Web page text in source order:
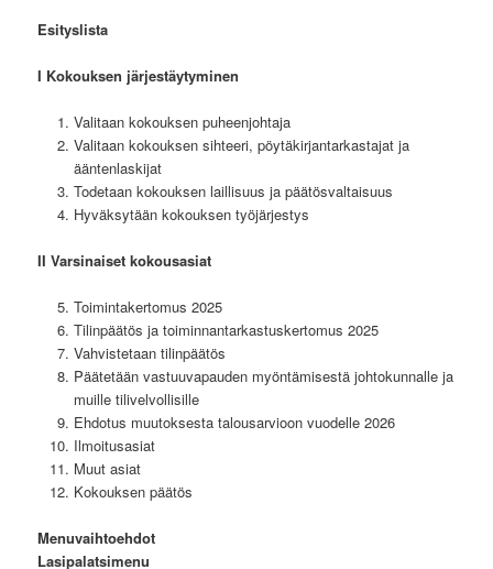
Esityslista
I Kokouksen järjestäytyminen
Valitaan kokouksen puheenjohtaja
Valitaan kokouksen sihteeri, pöytäkirjantarkastajat ja
ääntenlaskijat
Todetaan kokouksen laillisuus ja päätösvaltaisuus
Hyväksytään kokouksen työjärjestys
II Varsinaiset kokousasiat
Toimintakertomus 2025
Tilinpäätös ja toiminnantarkastuskertomus 2025
Vahvistetaan tilinpäätös
Päätetään vastuuvapauden myöntämisestä johtokunnalle ja
muille tilivelvollisille
Ehdotus muutoksesta talousarvioon vuodelle 2026
Ilmoitusasiat
Muut asiat
Kokouksen päätös
Menuvaihtoehdot
Lasipalatsimenu